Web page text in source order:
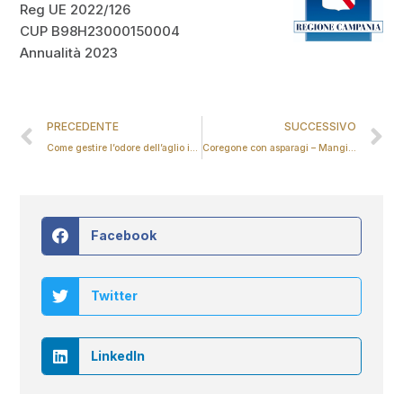
Reg UE 2022/126
CUP B98H23000150004
Annualità 2023
PRECEDENTE
Come gestire l’odore dell’aglio in cucina
SUCCESSIVO
Coregone con asparagi – Mangiare con gusto
Facebook
Twitter
LinkedIn